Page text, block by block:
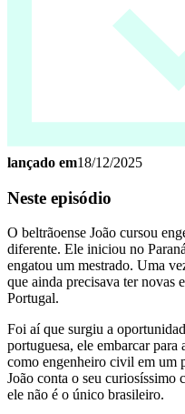
lançado em18/12/2025
Neste episódio
O beltrãoense João cursou
diferente. Ele iniciou no
engatou um mestrado. Uma
que ainda precisava ter novas
Portugal.
Foi aí que surgiu a
portuguesa, ele embarcar
como engenheiro civil em um
João conta o seu curiosíssimo
ele não é o único brasileiro.